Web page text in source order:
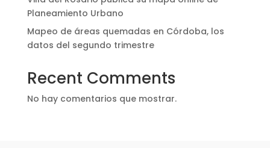
Planeamiento Urbano
Mapeo de áreas quemadas en Córdoba, los
datos del segundo trimestre
Recent Comments
No hay comentarios que mostrar.